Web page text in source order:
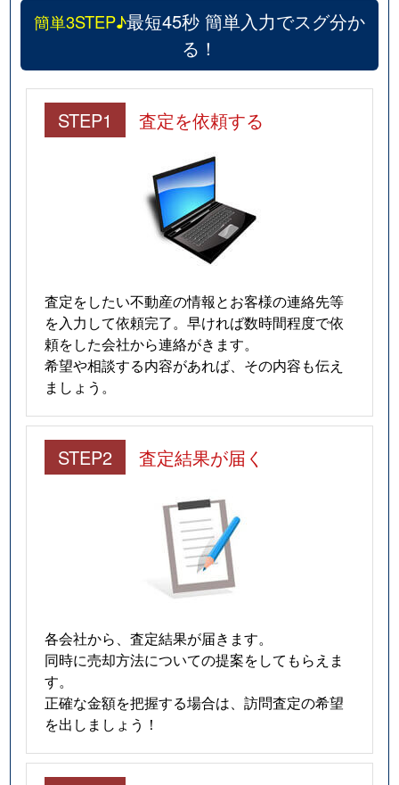
簡単3STEP♪最短45秒 簡単入力でスグ分か
る！
STEP1 査定を依頼する
査定をしたい不動産の情報とお客様の連絡先等
を入力して依頼完了。早ければ数時間程度で依
頼をした会社から連絡がきます。
希望や相談する内容があれば、その内容も伝え
ましょう。
STEP2 査定結果が届く
各会社から、査定結果が届きます。
同時に売却方法についての提案をしてもらえま
す。
正確な金額を把握する場合は、訪問査定の希望
を出しましょう！